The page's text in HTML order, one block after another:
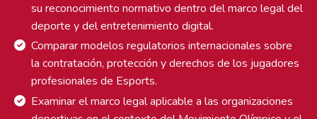
su reconocimiento normativo dentro del marco legal del
deporte y del entretenimiento digital.
Comparar modelos regulatorios internacionales sobre
la contratación, protección y derechos de los jugadores
profesionales de Esports.
Examinar el marco legal aplicable a las organizaciones